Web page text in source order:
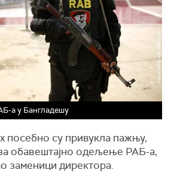
а у Бангладешу
посебно су привукла пажњу,
обавештајно одељење РАБ-а,
заменици директора.